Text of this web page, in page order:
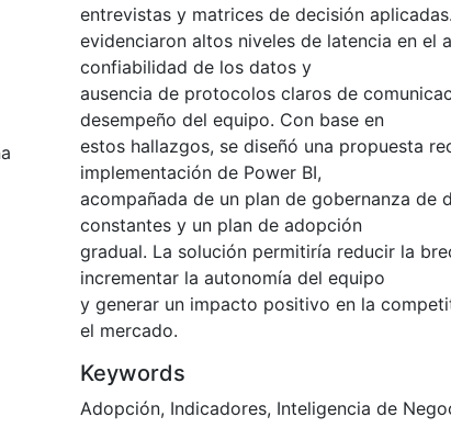
entrevistas y matrices de decisión
evidenciaron altos niveles de latencia en el
confiabilidad de los datos y
ausencia de protocolos claros de
desempeño del equipo. Con base en
estos hallazgos, se diseñó una propuesta
implementación de Power BI,
acompañada de un plan de gobernanza de
constantes y un plan de adopción
gradual. La solución permitiría reducir la
incrementar la autonomía del equipo
y generar un impacto positivo en la
el mercado.
Keywords
Adopción, Indicadores, Inteligencia de